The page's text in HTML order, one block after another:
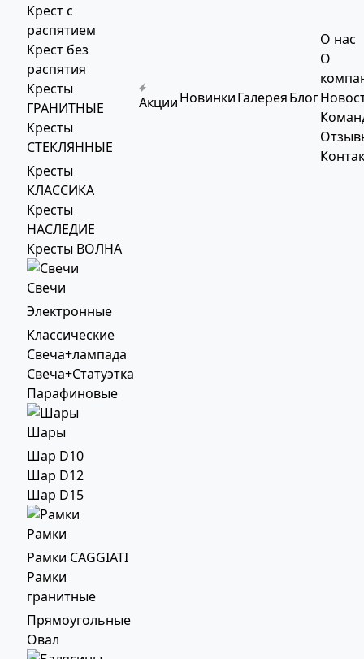
Крест с
распятием
Крест без
распятия
Кресты
ГРАНИТНЫЕ
Кресты
СТЕКЛЯННЫЕ
Кресты
КЛАССИКА
Кресты
НАСЛЕДИЕ
Кресты ВОЛНА
Свечи
Электронные
Классические
Свеча+лампада
Свеча+Статуэтка
Парафиновые
Шары
Шар D10
Шар D12
Шар D15
Рамки
Рамки CAGGIATI
Рамки
гранитные
Прямоугольные
Овал
АкцииНовинкиГалереяБлог
О нас
О